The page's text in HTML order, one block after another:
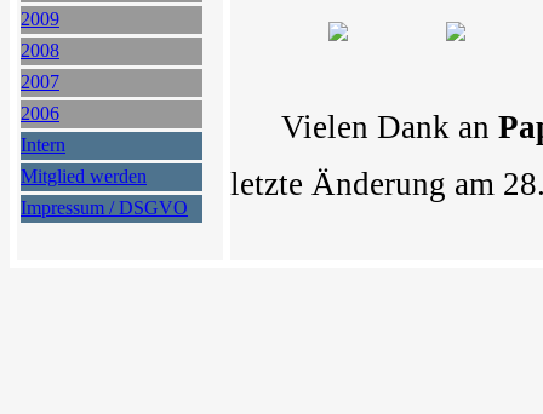
2009
2008
2007
2006
Intern
Mitglied werden
Impressum / DSGVO
Vielen Dank an
letzte Änderung am